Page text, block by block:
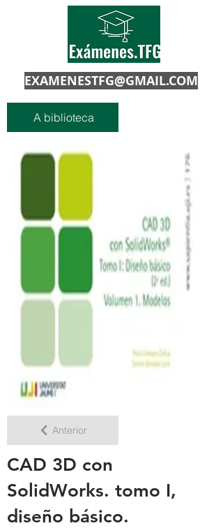
EXAMENESTFG@GMAIL.COM
A biblioteca
Anterior
CAD 3D con
SolidWorks. tomo I,
diseño básico.